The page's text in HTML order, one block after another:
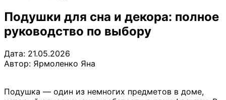
Подушки для сна и декора: полное
руководство по выбору
Дата: 21.05.2026
Автор: Ярмоленко Яна
Подушка — один из немногих предметов в доме,